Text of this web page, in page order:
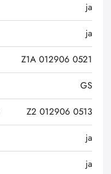
ja
ja
Z1A 012906 0521
GS
Z2 012906 0513
ja
ja